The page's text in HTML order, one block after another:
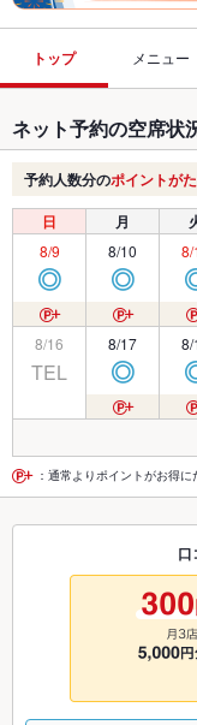
トップ メニュー
ネット予約の空席状
予約人数分のポイントが
日 月
8/9
◎
8/10
◎
8/
8/16
TEL
8/17
◎
8/
◎ ◎
8/30 8/31
：通常よりポイントがお得
口